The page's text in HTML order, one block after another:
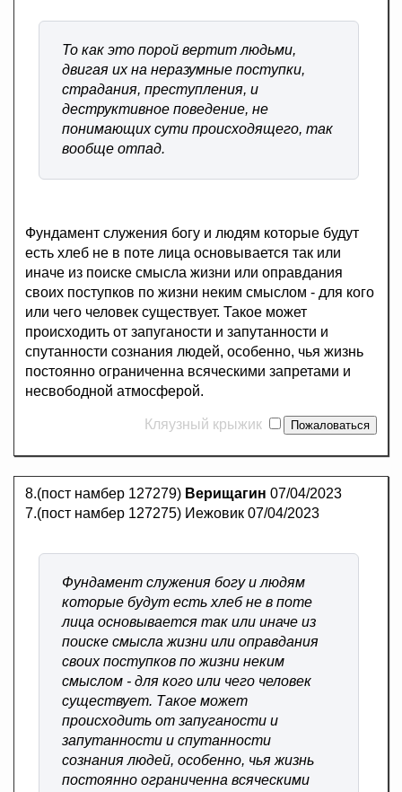
То как это порой вертит людьми,
двигая их на неразумные поступки,
страдания, преступления, и
деструктивное поведение, не
понимающих сути происходящего, так
вообще отпад.
Фундамент служения богу и людям которые будут
есть хлеб не в поте лица основывается так или
иначе из поиске смысла жизни или оправдания
своих поступков по жизни неким смыслом - для кого
или чего человек существует. Такое может
происходить от запуганости и запутанности и
спутанности сознания людей, особенно, чья жизнь
постоянно ограниченна всяческими запретами и
несвободной атмосферой.
Кляузный крыжик
8.(пост намбер 127279) Верищагин 07/04/2023
7.(пост намбер 127275) Иежовик 07/04/2023
Фундамент служения богу и людям
которые будут есть хлеб не в поте
лица основывается так или иначе из
поиске смысла жизни или оправдания
своих поступков по жизни неким
смыслом - для кого или чего человек
существует. Такое может
происходить от запуганости и
запутанности и спутанности
сознания людей, особенно, чья жизнь
постоянно ограниченна всяческими